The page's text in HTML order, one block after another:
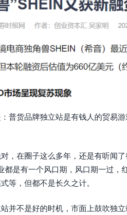
普货品牌独立站是有钱人的贸易
，在圈子这么多年，还是有听闻
都是有一个风口期，风口期一过
等，但都不是长久之计。
并不是好的时机，市面上鼓吹独